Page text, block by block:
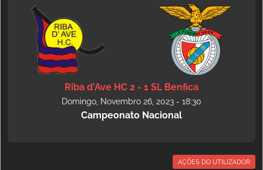
Riba d'Ave HC 2 - 1 SL Benfica
Domingo, Novembro 26, 2023 - 18:30
Campeonato Nacional
AÇÕES DO UTILIZADOR